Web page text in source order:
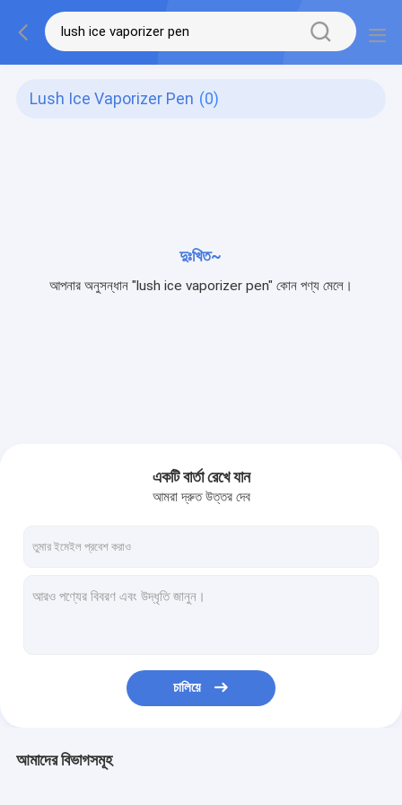
Lush Ice Vaporizer Pen (0)
দুঃখিত~
আপনার অনুসন্ধান "lush ice vaporizer pen" কোন পণ্য মেলে।
একটি বার্তা রেখে যান
আমরা দ্রুত উত্তর দেব
চালিয়ে
আমাদের বিভাগসমূহ